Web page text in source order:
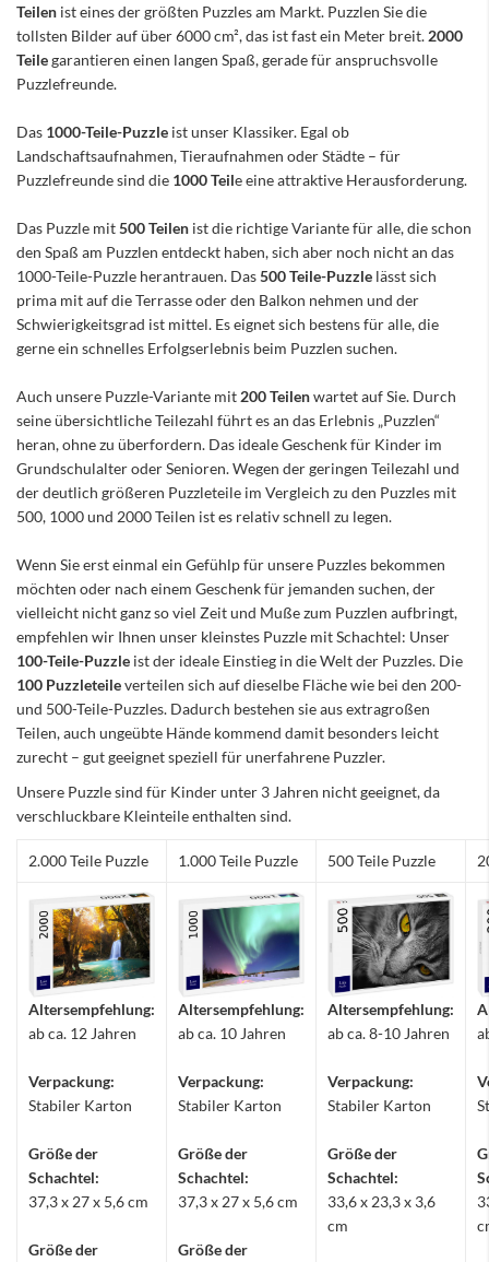
Teilen ist eines der größten Puzzles am Markt. Puzzlen Sie die
tollsten Bilder auf über 6000 cm², das ist fast ein Meter breit. 2000
Teilegarantieren einen langen Spaß, gerade für anspruchsvolle
Puzzlefreunde.
Das 1000-Teile-Puzzle ist unser Klassiker. Egal ob
Landschaftsaufnahmen, Tieraufnahmen oder Städte – für
Puzzlefreunde sind die 1000 Teile eine attraktive Herausforderung.
Das Puzzle mit500 Teilen ist die richtige Variante für alle, die schon
den Spaß am Puzzlen entdeckt haben, sich aber noch nicht an das
1000-Teile-Puzzle herantrauen. Das500 Teile-Puzzle lässt sich
prima mit auf die Terrasse oder den Balkon nehmen und der
Schwierigkeitsgrad ist mittel. Es eignet sich bestens für alle, die
gerne ein schnelles Erfolgserlebnis beim Puzzlen suchen.
Auch unsere Puzzle-Variante mit 200 Teilenwartet auf Sie. Durch
seine übersichtliche Teilezahl führt es an das Erlebnis „Puzzlen“
heran, ohne zu überfordern. Das ideale Geschenk für Kinder im
Grundschulalter oder Senioren. Wegen der geringen Teilezahl und
der deutlich größeren Puzzleteile im Vergleich zu den Puzzles mit
500, 1000 und 2000 Teilen ist es relativ schnell zu legen.
Wenn Sie erst einmal ein Gefühlp für unsere Puzzles bekommen
möchten oder nach einem Geschenk für jemanden suchen, der
vielleicht nicht ganz so viel Zeit und Muße zum Puzzlen aufbringt,
empfehlen wir Ihnen unser kleinstes Puzzle mit Schachtel: Unser
100-Teile-Puzzle ist der ideale Einstieg in die Welt der Puzzles. Die
100 Puzzleteileverteilen sich auf dieselbe Fläche wie bei den 200-
und 500-Teile-Puzzles. Dadurch bestehen sie aus extragroßen
Teilen, auch ungeübte Hände kommend damit besonders leicht
zurecht – gut geeignet speziell für unerfahrene Puzzler.
Unsere Puzzle sind für Kinder unter 3 Jahren nicht geeignet, da
verschluckbare Kleinteile enthalten sind.
2.000 Teile Puzzle 1.000 Teile Puzzle 500 Teile Puzzle
Altersempfehlung:
ab ca. 12 Jahren
Verpackung:
Stabiler Karton
Größe der
Schachtel:
37,3 x 27 x 5,6 cm
Größe der
Altersempfehlung:
ab ca. 10 Jahren
Verpackung:
Stabiler Karton
Größe der
Schachtel:
37,3 x 27 x 5,6 cm
Größe der
Altersempfehlung:
ab ca. 8-10 Jahren
Verpackung:
Stabiler Karton
Größe der
Schachtel:
33,6 x 23,3 x 3,6
cm